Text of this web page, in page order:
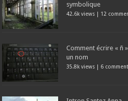
symbolique
42.6k views | 12
Comment écrire « ñ
un nom
35.8k views | 6